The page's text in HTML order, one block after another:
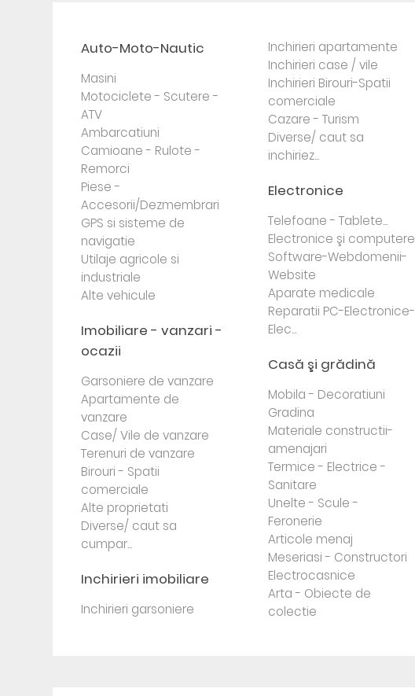
Auto-Moto-Nautic
Masini
Motociclete - Scutere -
ATV
Ambarcatiuni
Camioane - Rulote -
Remorci
Piese -
Accesorii/Dezmembrari
GPS si sisteme de
navigatie
Utilaje agricole si
industriale
Alte vehicule
Imobiliare - vanzari -
ocazii
Garsoniere de vanzare
Apartamente de
vanzare
Case/ Vile de vanzare
Terenuri de vanzare
Birouri - Spatii
comerciale
Alte proprietati
Diverse/ caut sa
cumpar...
Inchirieri imobiliare
Inchirieri garsoniere
Inchirieri apartamente
Inchirieri case / vile
Inchirieri Birouri-Spatii
comerciale
Cazare - Turism
Diverse/ caut sa
inchiriez...
Electronice
Telefoane - Tablete...
Electronice şi computere
Software-Webdomenii-
Website
Aparate medicale
Reparatii PC-Electronice-
Elec...
Casă şi grădină
Mobila - Decoratiuni
Gradina
Materiale constructii-
amenajari
Termice - Electrice -
Sanitare
Unelte - Scule -
Feronerie
Articole menaj
Meseriasi - Constructori
Electrocasnice
Arta - Obiecte de
colectie